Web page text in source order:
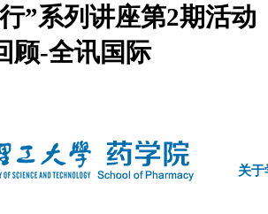
”系列讲座第2期活动
顾-全讯国际
关于